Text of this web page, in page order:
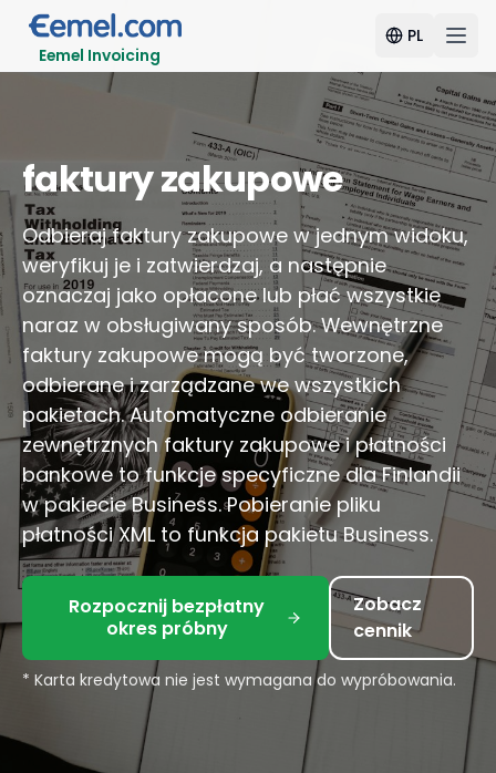
Eemel Invoicing
PL
faktury zakupowe
Odbieraj faktury zakupowe w jednym widoku,
weryfikuj je i zatwierdzaj, a następnie
oznaczaj jako opłacone lub płać wszystkie
naraz w obsługiwany sposób. Wewnętrzne
faktury zakupowe mogą być tworzone,
odbierane i zarządzane we wszystkich
pakietach. Automatyczne odbieranie
zewnętrznych faktury zakupowe i płatności
bankowe to funkcje specyficzne dla Finlandii
w pakiecie Business. Pobieranie pliku
płatności XML to funkcja pakietu Business.
Rozpocznij bezpłatny
okres próbny
Zobacz
cennik
* Karta kredytowa nie jest wymagana do wypróbowania.